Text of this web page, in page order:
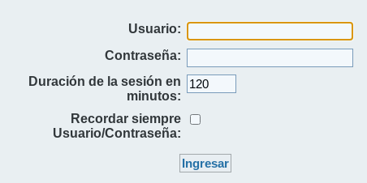
Usuario:
Contraseña:
Duración de la sesión en
minutos:
Recordar siempre
Usuario/Contraseña: